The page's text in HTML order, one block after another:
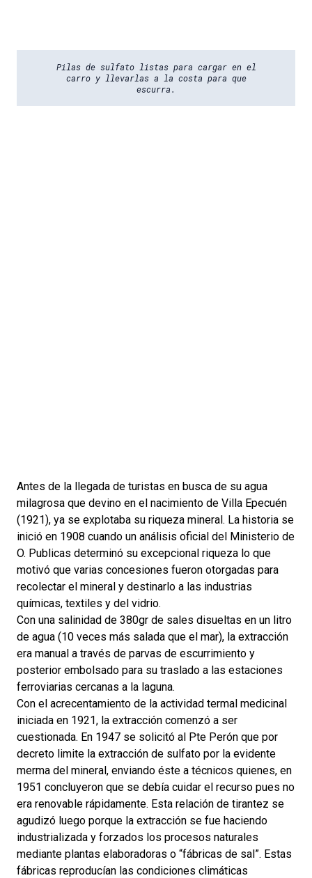
Pilas de sulfato listas para cargar en el
carro y llevarlas a la costa para que
escurra.
Antes de la llegada de turistas en busca de su agua
milagrosa que devino en el nacimiento de Villa Epecuén
(1921), ya se explotaba su riqueza mineral. La historia se
inició en 1908 cuando un análisis oficial del Ministerio de
O. Publicas determinó su excepcional riqueza lo que
motivó que varias concesiones fueron otorgadas para
recolectar el mineral y destinarlo a las industrias
químicas, textiles y del vidrio.
Con una salinidad de 380gr de sales disueltas en un litro
de agua (10 veces más salada que el mar), la extracción
era manual a través de parvas de escurrimiento y
posterior embolsado para su traslado a las estaciones
ferroviarias cercanas a la laguna.
Con el acrecentamiento de la actividad termal medicinal
iniciada en 1921, la extracción comenzó a ser
cuestionada. En 1947 se solicitó al Pte Perón que por
decreto limite la extracción de sulfato por la evidente
merma del mineral, enviando éste a técnicos quienes, en
1951 concluyeron que se debía cuidar el recurso pues no
era renovable rápidamente. Esta relación de tirantez se
agudizó luego porque la extracción se fue haciendo
industrializada y forzados los procesos naturales
mediante plantas elaboradoras o “fábricas de sal”. Estas
fábricas reproducían las condiciones climáticas